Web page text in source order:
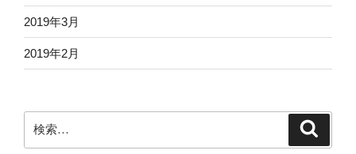
2019年3月
2019年2月
索: